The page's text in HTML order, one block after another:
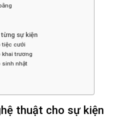
sự kiện
tiệc cưới
khai trương
sinh nhật
thuật cho sự kiện